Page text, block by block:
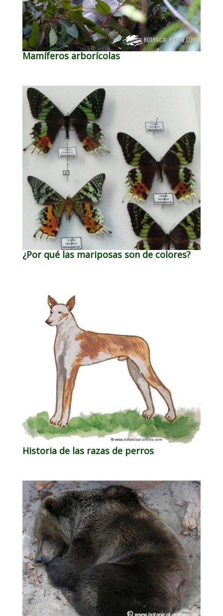
Mamíferos arborícolas
¿Por qué las mariposas son de colores?
Historia de las razas de perros